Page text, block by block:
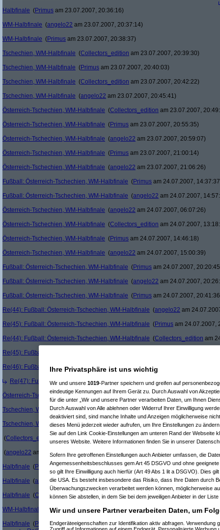
Halbfinale (Primus am 23.07.2007, 20:36:16)
WM-Halbfinale (angelo22 am 23.07.2007, 20:37:14)
WM-Halbfinale (Primus am 23.07.2007, 20:38:37)
Tschechien, WM-Halbfinale (Collectors_edition am 23.07.2007, 20:39:30)
Tschechien, WM-Halbfinale (Primus am 23.07.2007, 20:40:03)
Tschechien, WM-Halbfinale (Collectors_edition am 23.07.2007, 20:42:22)
Tschechien, WM-Halbfinale (angelo22 am 23.07.2007, 20:45:41)
Österreich-Tschechien, WM-Halbfinale (Collectors_edition am 23.07.2007,
Österreich-Tschechien, WM-Halbfinale (Primus am 23.07.2007, 20:55:35)
Österreich-Tschechien, WM-Halbfinale (angelo22 am 23.07.2007, 20:59:07)
Österreich-Tschechien, WM-Halbfinale (Primus am 23.07.2007, 21:00:14)
Österreich-Tschechien, WM-Halbfinale (angelo22 am 23.07.2007, 21:06:26)
Fußball: Österreich-Tschechien, WM-Halbfinale (Primus am 24.07.2007,
Fußball: Österreich-Tschechien, WM-Halbfinale (angelo22 am 24.07.2007,
Österreich-Tschechien, WM-Halbfinale (angelo22 am 24.07.2007, 06:07:26)
Österreich-Tschechien, WM-Halbfinale (Collectors_edition am 24.07.2007,
Österreich-Tschechien, WM-Halbfinale (Primus am 24.07.2007, 14:46:18)
Österreich-Tschechien, WM-Halbfinale (angelo22 am 24.07.2007, 15:00:39)
Fußball: Österreich-Tschechien, WM-Halbfinale (Primus am 24.07.2007,
Fußball: Österreich-Tschechien, WM-Halbfinale (angelo22 am 24.07.2007,
Fußball: Österreich-Tschechien, WM-Halbfinale (Primus am 24.07.2007,
Re(44): Fußball: Österreich-Tschechien, WM-Halbfinale (angelo22 am
Re(45): Fußball: Österreich-Tschechien, WM-Halbfinale (Primus am 24.07.2007,
Re(44): Fußball: Österreich-Tschechien, WM-Halbfinale (Collectors_edition am
Re(45): Fußball: Österreich-Tschechien, WM-Halbfinale
Re(46): Fußball: Österreich-Tschechien, WM-Halbfinale(angelo22
Re(47): Fußball: Österreich-Tschechien, WM-Halbfinale(Primus am
Österreich-Tschechien, WM-Halbfinale(Primus am 23.07.2007, 20:55:08)
Tschechien, WM-Halbfinale(Primusam 23.07.2007, 20:54:36)
Tschechien, WM-Halbfinale( angelo22am 23.07.2007, 20:41:32)
Re(25):
(Collectors_edition
am 23.07.2007, 20:08:56)
(angelo22 am 23.07.2007, 20:32:02)
Halbfinale (Primusam 23.07.2007, 20:36:00)
Halbfinale (angelo22am 23.07.2007, 20:36:28)
Halbfinale (Collectors_editionam 23.07.2007, 20:37:37)
WM-Halbfinale Primusam 23.07.2007, 20:39:40)
Halbfinale (Primusam 23.07.2007, 20:38:27)
Ihre Privatsphäre ist uns wichtig
Wir und unsere 1019-Partner speichern und greifen auf
eindeutige Kennungen auf Ihrem Gerät zu. Durch Auswahl von
für die unter „Wir und unsere Partner verarbeiten Daten, um Ihnen
Durch Auswahl von Alle ablehnen oder Widerruf Ihrer Einwilligung
deaktiviert sind, sind manche Inhalte und Anzeigen möglicherweise
dieses Menü jederzeit wieder aufrufen, um Ihre Einstellungen zu
Sie auf den Link Cookie-Einstellungen am unteren Rand der Webseite
unseres Website. Weitere Informationen finden Sie in unserer
Sofern Ihre getroffenen Einstellungen auch Anbieter umfassen, die
Angemessenheitsbeschlusses gem Art 45 DSGVO und ohne
so gilt Ihre Einwilligung auch hierfür (Art 49 Abs 1 lit a DSGVO). Dies
die USA. Es besteht insbesondere das Risiko, dass Ihre Daten durch
Überwachungszwecken verarbeitet werden können, möglicherweise
können Sie abstellen, in dem Sie bei dem jeweiligen Anbieter in der
Wir und unsere Partner verarbeiten Daten, um
Endgeräteeigenschaften zur Identifikation aktiv abfragen. Verwendung